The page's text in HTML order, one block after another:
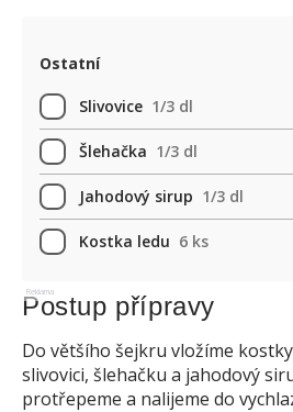
Ostatní
Slivovice 1/3 dl
Šlehačka 1/3 dl
Jahodový sirup 1/3 dl
Kostka ledu 6 ks
Reklama
Postup přípravy
Do většího šejkru vložíme
slivovici, šlehačku a jahodový
protřepeme a nalijeme do